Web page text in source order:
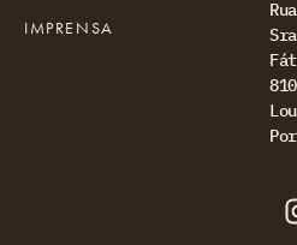
IMPRENSA